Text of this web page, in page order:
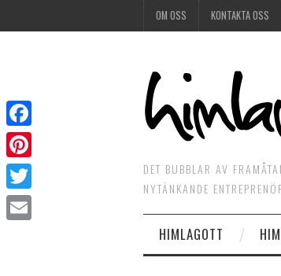
OM OSS KONTAKTA OSS
DET BUBBLAR AV
NYTÄNKANDE
HIMLAGOTT
Facebook
Pinterest
Twitter